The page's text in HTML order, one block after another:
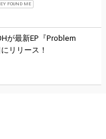
FOUND ME
が最新EP『Problem
リリース！